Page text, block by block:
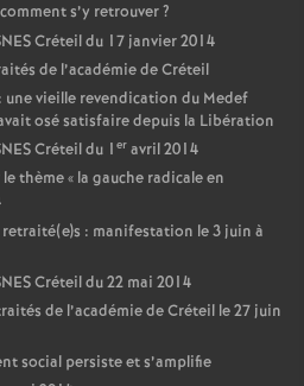
s’y retrouver?
Créteil du 17 janvier 2014
de l’académie de Créteil
vieille revendication du Medef
osé satisfaire depuis la Libération
Créteil du 1 er avril 2014
thème « la gauche radicale en
: manifestation le 3 juin à
Créteil du 22 mai 2014
de l’académie de Créteil le 27 juin
social persiste et s’amplifie